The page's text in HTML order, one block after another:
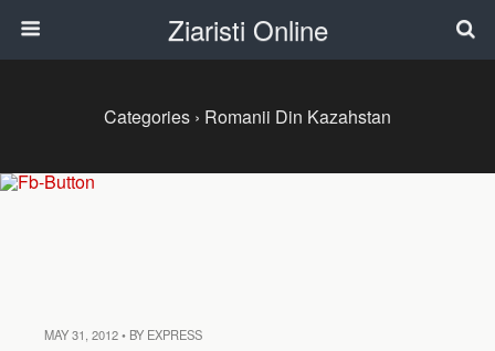
Ziaristi Online
Categories › Romanii Din Kazahstan
MAY 31, 2012 • BY EXPRESS